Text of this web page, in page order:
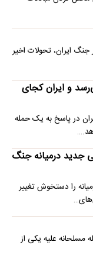
جنگ ایران، تحولات اخیر
و ایران کجای
در پاسخ به یک حمله
جدید درمیانه جنگ
را دستخوش تغییر
مسلحانه علیه یکی از